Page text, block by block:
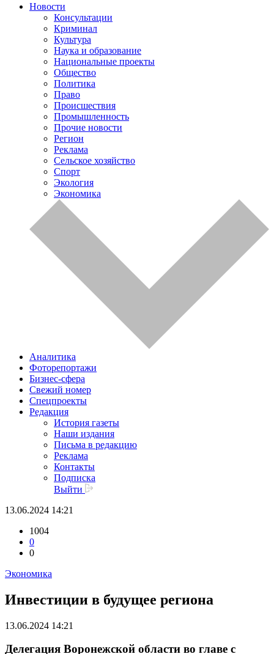
Новости
Консультации
Криминал
Культура
Наука и образование
Национальные проекты
Общество
Политика
Право
Происшествия
Промышленность
Прочие новости
Регион
Реклама
Сельское хозяйство
Спорт
Экология
Экономика
Аналитика
Фоторепортажи
Бизнес-сфера
Свежий номер
Спецпроекты
Редакция
История газеты
Наши издания
Письма в редакцию
Реклама
Контакты
Подписка
Выйти
13.06.2024 14:21
1004
0
0
Экономика
Инвестиции в будущее региона
13.06.2024 14:21
Делегация Воронежской области во главе с